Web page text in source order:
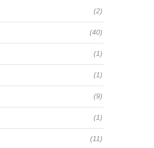
(2)
(40)
(1)
(1)
(9)
(1)
(11)